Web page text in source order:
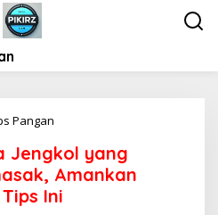
Pangan
s
p
a
Jengkol yang
Amankan
Ini